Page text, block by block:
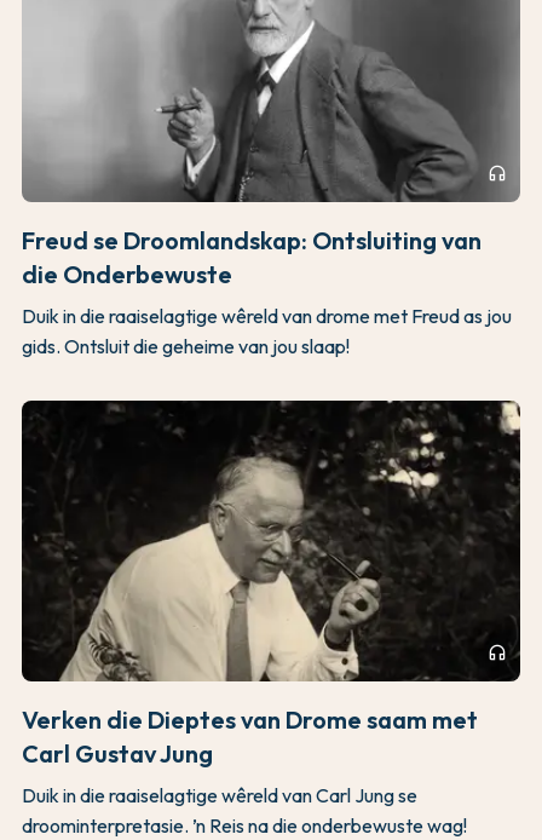
headphones
Freud se Droomlandskap: Ontsluiting van
die Onderbewuste
Duik in die raaiselagtige wêreld van drome met Freud as jou
gids. Ontsluit die geheime van jou slaap!
headphones
Verken die Dieptes van Drome saam met
Carl Gustav Jung
Duik in die raaiselagtige wêreld van Carl Jung se
droominterpretasie. ’n Reis na die onderbewuste wag!